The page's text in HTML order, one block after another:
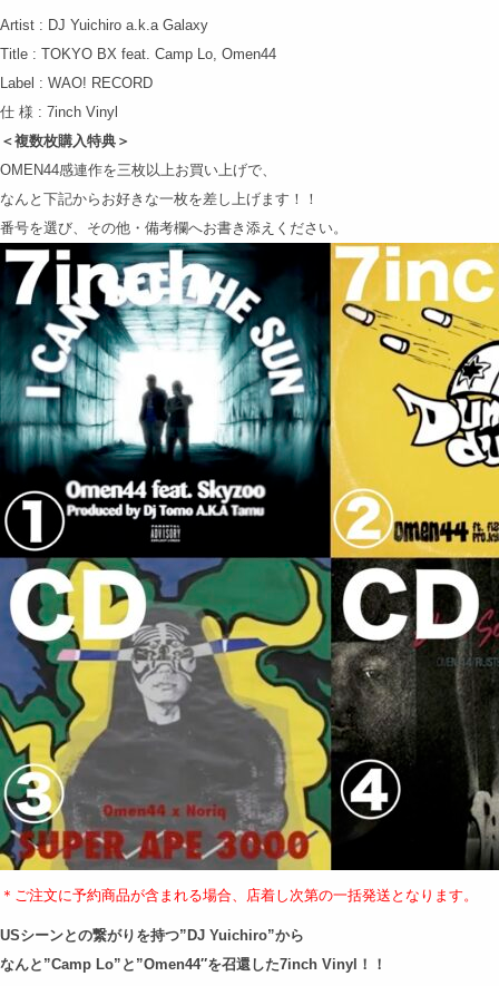
Artist : DJ Yuichiro a.k.a Galaxy
Title : TOKYO BX feat. Camp Lo, Omen44
Label : WAO! RECORD
仕 様 : 7inch Vinyl
＜複数枚購入特典＞
OMEN44感連作を三枚以上お買い上げで、
なんと下記からお好きな一枚を差し上げます！！
番号を選び、その他・備考欄へお書き添えください。
＊ご注文に予約商品が含まれる場合、店着し次第の一括発送となります。
USシーンとの繋がりを持つ”DJ Yuichiro”から
なんと”Camp Lo”と”Omen44″を召還した7inch Vinyl！！